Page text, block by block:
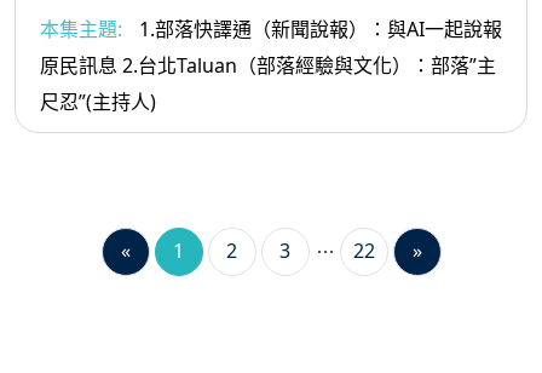
本集主題:
1.部落快譯通（新聞說報）：與AI一起說報
原民訊息 2.台北Taluan（部落經驗與文化）：部落”主
尺忍”(主持人)
« 1 2 3 22 »